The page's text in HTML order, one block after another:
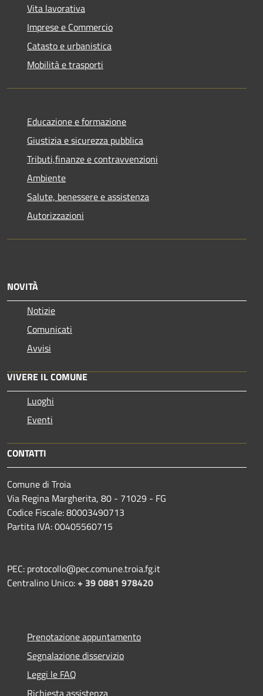
Vita lavorativa
Imprese e Commercio
Catasto e urbanistica
Mobilità e trasporti
Educazione e formazione
Giustizia e sicurezza pubblica
Tributi,finanze e contravvenzioni
Ambiente
Salute, benessere e assistenza
Autorizzazioni
NOVITÀ
Notizie
Comunicati
Avvisi
VIVERE IL COMUNE
Luoghi
Eventi
CONTATTI
Comune di Troia
Via Regina Margherita, 80 - 71029 - FG
Codice Fiscale: 80003490713
Partita IVA: 00405560715
PEC: protocollo@pec.comune.troia.fg.it
Centralino Unico:+ 39 0881 978420
Prenotazione appuntamento
Segnalazione disservizio
Leggi le FAQ
Richiesta assistenza